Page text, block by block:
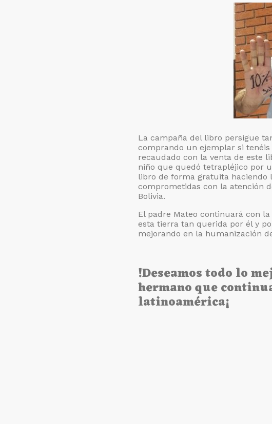
La campaña del libro persigue
comprando un ejemplar si
recaudado con la venta de este
niño que quedó tetrapléjico por
libro de forma gratuita haciendo
comprometidas con la atención
Bolivia.
El padre Mateo continuará con
esta tierra tan querida por él y
mejorando en la humanización
!Deseamos todo lo
hermano que
latinoamérica¡